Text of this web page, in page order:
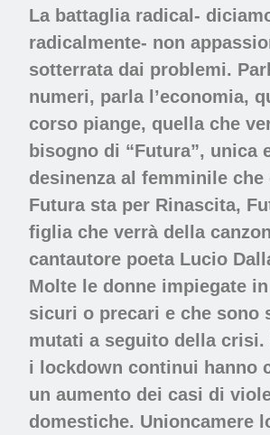
La battaglia radical-
radicalmente- non
sotterrata dai problemi.
numeri, parla l’economia,
corso piange, quella che
bisogno di “Futura”, unica
desinenza al femminile che
Futura sta per Rinascita,
figlia che verrà della
cantautore poeta Lucio
Molte le donne impiegate
sicuri o precari e che sono
mutati a seguito della crisi.
i lockdown continui hanno
un aumento dei casi di
domestiche. Unioncamere